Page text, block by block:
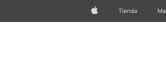
AppleTienda